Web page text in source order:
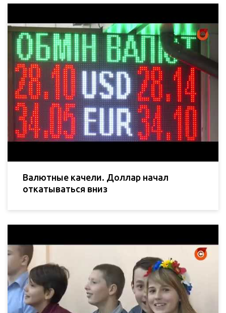
Валютные качели. Доллар начал
откатываться вниз